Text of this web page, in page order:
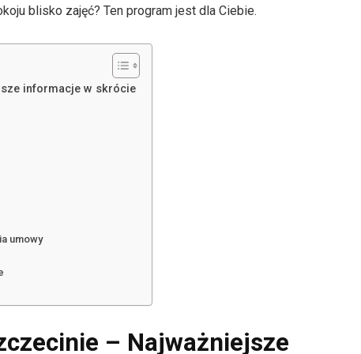
blisko zajęć? Ten program jest dla Ciebie.
informacje w skrócie
umowy
– Najważniejsze